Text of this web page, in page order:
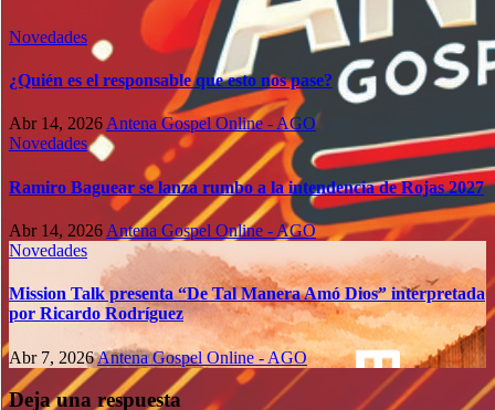
Novedades
¿Quién es el responsable que esto nos pase?
Abr 14, 2026Antena Gospel Online - AGO
Novedades
Ramiro Baguear se lanza rumbo a la intendencia de Rojas 2027
Abr 14, 2026 Antena Gospel Online - AGO
Novedades
Mission Talk presenta “De Tal Manera Amó Dios” interpretada
por Ricardo Rodríguez
Abr 7, 2026Antena Gospel Online - AGO
Deja una respuesta